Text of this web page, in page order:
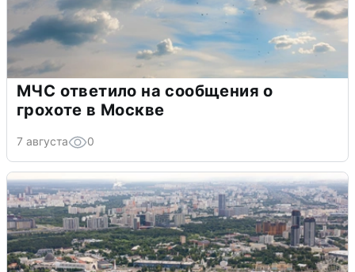
МЧС ответило на сообщения о
грохоте в Москве
7 августа 0